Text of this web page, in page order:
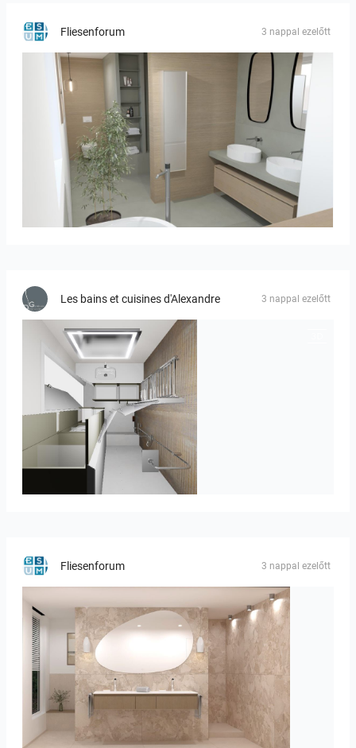
Fliesenforum 3 nappal ezelőtt
Bild_01
Les bains et cuisines d'Alexandre 3 nappal ezelőtt
JEGOUX-PASSER
Fliesenforum 3 nappal ezelőtt